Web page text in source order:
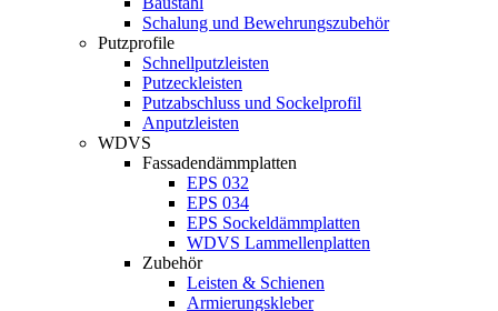
Schalung und Bewehrungszubehör
Putzprofile
Schnellputzleisten
Putzeckleisten
Putzabschluss und Sockelprofil
Anputzleisten
WDVS
Fassadendämmplatten
EPS 032
EPS 034
EPS Sockeldämmplatten
WDVS Lammellenplatten
Zubehör
Leisten & Schienen
Armierungskleber